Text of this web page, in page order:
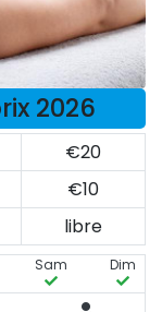
2026
€20
€10
libre
Sam Dim